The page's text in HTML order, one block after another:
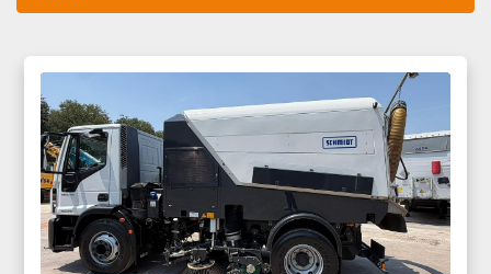
Tutte le categorie
Ordina per